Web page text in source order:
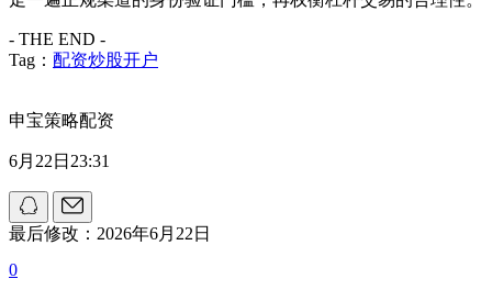
- THE END -
Tag： 配资炒股开户
申宝策略配资
6月22日23:31
最后修改：2026年6月22日
0